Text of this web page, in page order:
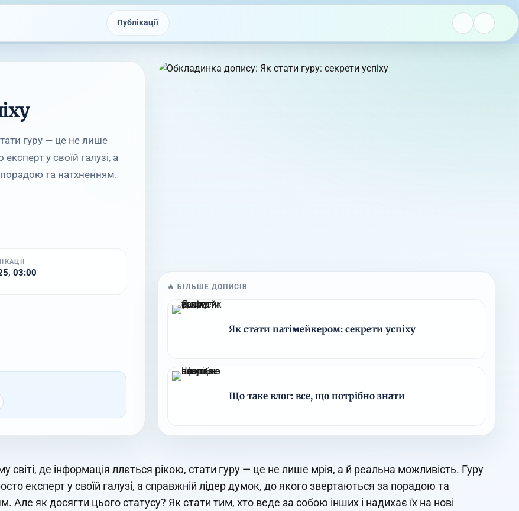
Публікації
гуру — це не лише
у своїй галузі, а
та натхненням.
03:00
🔥 БІЛЬШЕ ДОПИСІВ
Як стати патімейкером: секрети успіху
Що таке влог: все, що потрібно знати
світі, де інформація ллється рікою, стати гуру — це не лише мрія, а й реальна можливість. Гуру
експерт у своїй галузі, а справжній лідер думок, до якого звертаються за порадою та
Але як досягти цього статусу? Як стати тим, хто веде за собою інших і надихає їх на нові